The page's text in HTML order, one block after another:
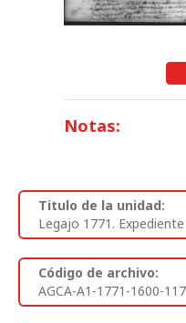
Notas:
Titulo de la unidad:
Legajo 1771.
Código de archivo:
AGCA-A1-1771-1600-